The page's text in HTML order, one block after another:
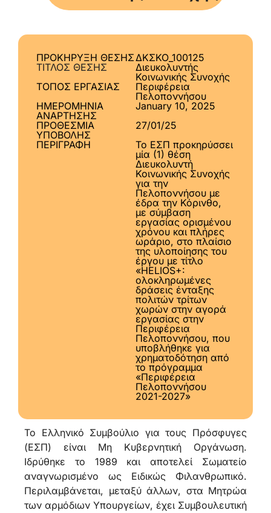
ΠΡΟΚΗΡΥΞΗ ΘΕΣΗΣΔΚΣΚΟ_100125
ΤΙΤΛΟΣ ΘΕΣΗΣ
Διευκολυντής
Κοινωνικής Συνοχής
ΤΟΠΟΣ ΕΡΓΑΣΙΑΣ
Περιφέρεια
Πελοποννήσου
ΗΜΕΡΟΜΗΝΙΑ
ΑΝΑΡΤΗΣΗΣ
January 10, 2025
ΠΡΟΘΕΣΜΙΑ
ΥΠΟΒΟΛΗΣ
27/01/25
ΠΕΡΙΓΡΑΦΗ
Το ΕΣΠ προκηρύσσει
μία (1) θέση
Διευκολυντή
Κοινωνικής Συνοχής
για την
Πελοποννήσου με
έδρα την Κόρινθο,
με σύμβαση
εργασίας ορισμένου
χρόνου και πλήρες
ωράριο, στο πλαίσιο
της υλοποίησης του
έργου με τίτλο
«HELIOS+:
ολοκληρωμένες
δράσεις ένταξης
πολιτών τρίτων
χωρών στην αγορά
εργασίας στην
Περιφέρεια
Πελοποννήσου, που
υποβλήθηκε για
χρηματοδότηση από
το πρόγραμμα
«Περιφέρεια
Πελοποννήσου
2021-2027»
Το Ελληνικό Συμβούλιο για τους Πρόσφυγες
(ΕΣΠ) είναι Μη Κυβερνητική Οργάνωση.
Ιδρύθηκε το 1989 και αποτελεί Σωματείο
αναγνωρισμένο ως Ειδικώς Φιλανθρωπικό.
Περιλαμβάνεται, μεταξύ άλλων, στα Μητρώα
των αρμόδιων Υπουργείων, έχει Συμβουλευτική